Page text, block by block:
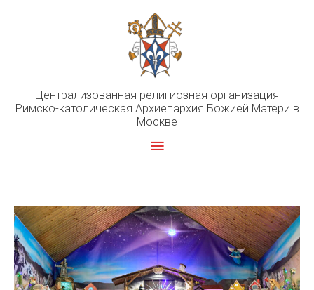
Централизованная религиозная организация
Римско-католическая Архиепархия Божией Матери в
Москве
Главное